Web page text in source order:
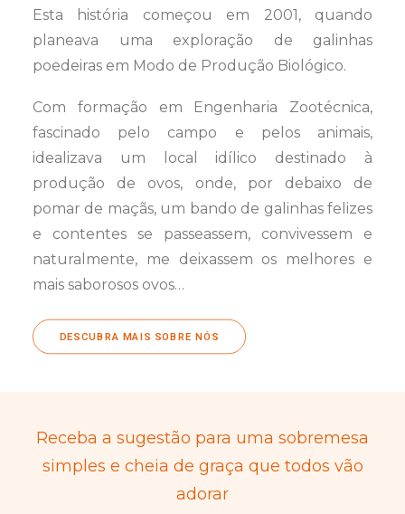
Esta história começou em 2001, quando
planeava uma exploração de galinhas
poedeiras em Modo de Produção Biológico.
Com formação em Engenharia Zootécnica,
fascinado pelo campo e pelos animais,
idealizava um local idílico destinado à
produção de ovos, onde, por debaixo de
pomar de maçãs, um bando de galinhas felizes
e contentes se passeassem, convivessem e
naturalmente, me deixassem os melhores e
mais saborosos ovos…
DESCUBRA MAIS SOBRE NÓS
Receba a sugestão para uma sobremesa
simples e cheia de graça que todos vão
adorar